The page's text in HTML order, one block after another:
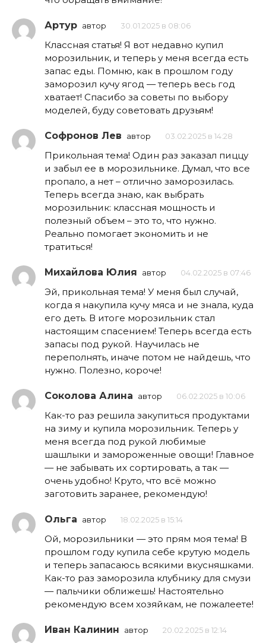
Артур автор 30.01.2025 в 08:06
Классная статья! Я вот недавно купил
морозильник, и теперь у меня всегда есть
запас еды. Помню, как в прошлом году
заморозил кучу ягод — теперь весь год
хватает! Спасибо за советы по выбору
моделей, буду советовать друзьям!
Софронов Лев автор 03.02.2025 в 14:28
Прикольная тема! Один раз заказал пиццу
и забыл ее в морозильнике. Думал, что все
пропало, а нет – отлично заморозилась.
Теперь всегда знаю, как выбрать
морозильник: классная мощность и
полезный объем – это то, что нужно.
Реально помогает экономить и не
тратиться!
Михайлова Юлия автор 04.02.2025 в 07:46
Эй, прикольная тема! У меня был случай,
когда я накупила кучу мяса и не знала, куда
его деть. В итоге морозильник стал
настоящим спасением! Теперь всегда есть
запасы под рукой. Научилась не
переполнять, иначе потом не найдешь, что
нужно. Полезно, короче!
Соколова Алина автор 06.02.2025 в 10:06
Как-то раз решила закупиться продуктами
на зиму и купила морозильник. Теперь у
меня всегда под рукой любимые
шашлыки и замороженные овощи! Главное
— не забывать их сортировать, а так —
очень удобно! Круто, что всё можно
заготовить заранее, рекомендую!
Ольга автор 18.02.2025 в 15:14
Ой, морозильники — это прям моя тема! В
прошлом году купила себе крутую модель
и теперь запасаюсь всякими вкусняшками.
Как-то раз заморозила клубнику для смузи
— пальчики оближешь! Настоятельно
рекомендую всем хозяйкам, не пожалеете!
Иван Калинин автор 20.02.2025 в 12:14